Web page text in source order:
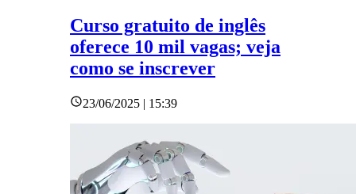
Curso gratuito de inglês
oferece 10 mil vagas; veja
como se inscrever
23/06/2025 | 15:39